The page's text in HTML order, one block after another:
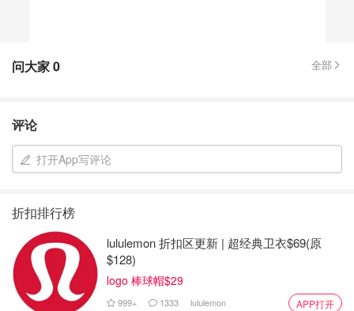
问大家0 全部
评论
打开App写评论
折扣排行榜
lululemon 折扣区更新 | 超经典卫衣$69(原
$128)
logo 棒球帽$29
999+ 1333 lululemon APP打开